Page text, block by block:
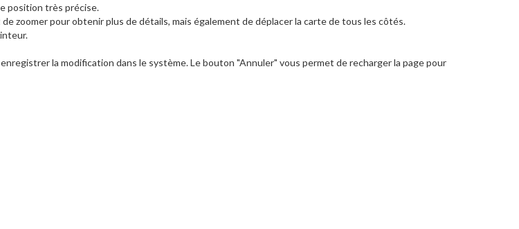
position très précise.
zoomer pour obtenir plus de détails, mais également de déplacer la carte de tous les côtés.
la modification dans le système. Le bouton "Annuler" vous permet de recharger la page pour